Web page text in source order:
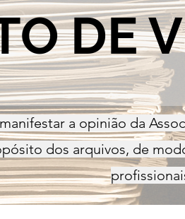
a opinião da
dos arquivos, de
DE